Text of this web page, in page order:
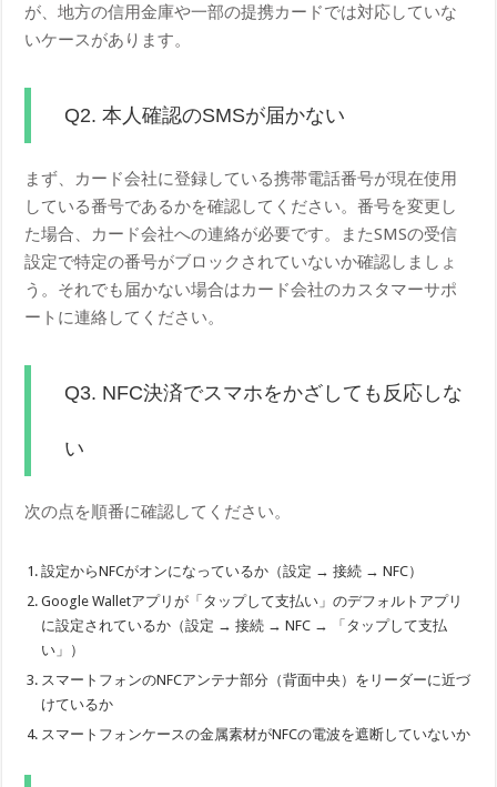
が、地方の信用金庫や一部の提携カードでは対応していな
いケースがあります。
Q2. 本人確認のSMSが届かない
まず、カード会社に登録している携帯電話番号が現在使用
している番号であるかを確認してください。番号を変更し
た場合、カード会社への連絡が必要です。またSMSの受信
設定で特定の番号がブロックされていないか確認しましょ
う。それでも届かない場合はカード会社のカスタマーサポ
ートに連絡してください。
Q3. NFC決済でスマホをかざしても反応しな
い
次の点を順番に確認してください。
設定からNFCがオンになっているか（設定 → 接続 → NFC）
Google Walletアプリが「タップして支払い」のデフォルトアプリ
に設定されているか（設定 → 接続 → NFC → 「タップして支払
い」）
スマートフォンのNFCアンテナ部分（背面中央）をリーダーに近づ
けているか
スマートフォンケースの金属素材がNFCの電波を遮断していないか